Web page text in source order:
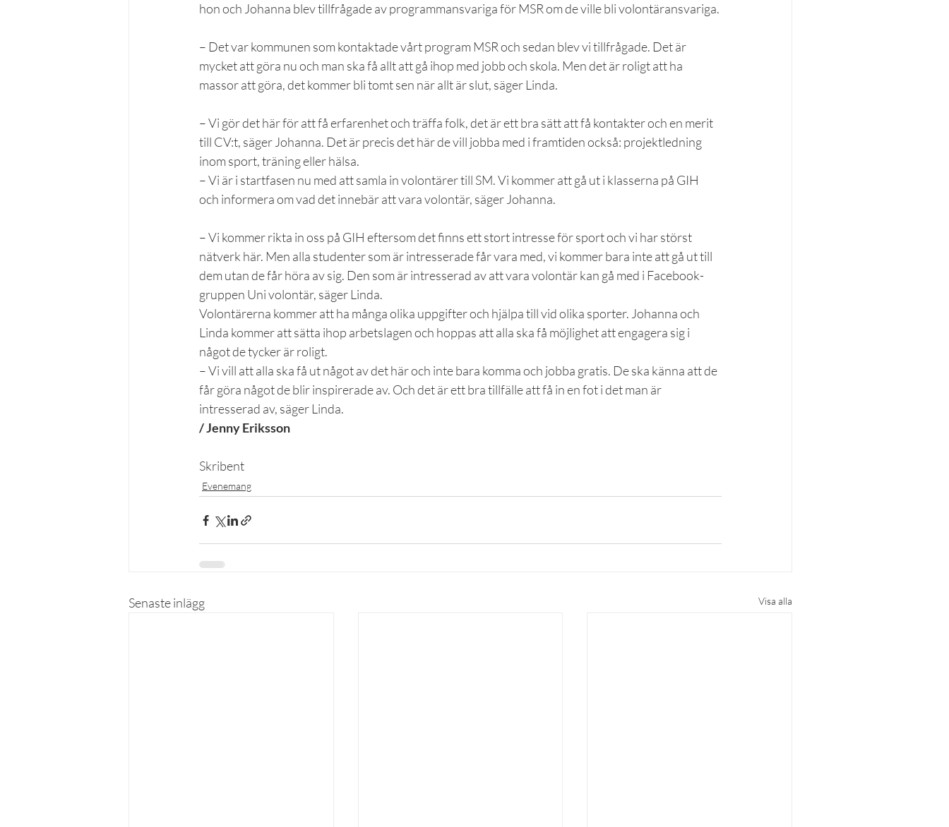
hon och Johanna blev tillfrågade av programmansvariga för MSR om de ville bli volontäransvariga.
– Det var kommunen som kontaktade vårt program MSR och sedan blev vi tillfrågade. Det är
mycket att göra nu och man ska få allt att gå ihop med jobb och skola. Men det är roligt att ha
massor att göra, det kommer bli tomt sen när allt är slut, säger Linda.
– Vi gör det här för att få erfarenhet och träffa folk, det är ett bra sätt att få kontakter och en merit
till CV:t, säger Johanna. Det är precis det här de vill jobba med i framtiden också: projektledning
inom sport, träning eller hälsa.
– Vi är i startfasen nu med att samla in volontärer till SM. Vi kommer att gå ut i klasserna på GIH
och informera om vad det innebär att vara volontär, säger Johanna.
– Vi kommer rikta in oss på GIH eftersom det finns ett stort intresse för sport och vi har störst
nätverk här. Men alla studenter som är intresserade får vara med, vi kommer bara inte att gå ut till
dem utan de får höra av sig. Den som är intresserad av att vara volontär kan gå med i Facebook-
gruppen Uni volontär, säger Linda.
Volontärerna kommer att ha många olika uppgifter och hjälpa till vid olika sporter. Johanna och
Linda kommer att sätta ihop arbetslagen och hoppas att alla ska få möjlighet att engagera sig i
något de tycker är roligt.
– Vi vill att alla ska få ut något av det här och inte bara komma och jobba gratis. De ska känna att de
får göra något de blir inspirerade av. Och det är ett bra tillfälle att få in en fot i det man är
intresserad av, säger Linda.
/ Jenny Eriksson
Skribent
Evenemang
Senaste inlägg Visa alla